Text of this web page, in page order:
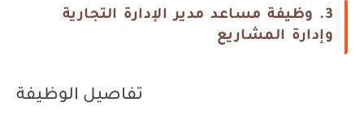
3. وظيفة مساعد مدير الإدارة التجارية
وإدارة المشاريع
تفاصيل الوظيفة